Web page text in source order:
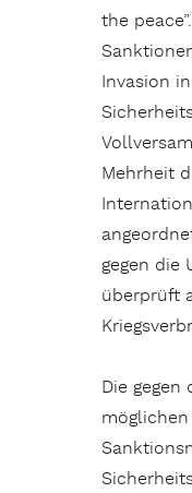
the
Invasion
Mehrheit
gegen die
überprüft
Die gegen